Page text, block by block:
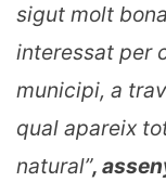
sigut molt
interessat per
municipi, a
qual apareix
natural”,